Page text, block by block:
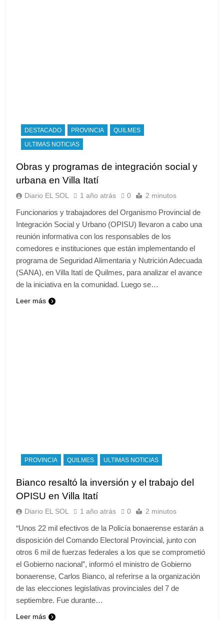
DESTACADO PROVINCIA
QUILMES
ULTIMAS NOTICIAS
Obras y programas de integración social y
urbana en Villa Itatí
Diario EL SOL 1 año atrás 0 2 minutos
Funcionarios y trabajadores del Organismo Provincial de
Integración Social y Urbano (OPISU) llevaron a cabo una
reunión informativa con los responsables de los
comedores e instituciones que están implementando el
programa de Seguridad Alimentaria y Nutrición Adecuada
(SANA), en Villa Itatí de Quilmes, para analizar el avance
de la iniciativa en la comunidad. Luego se…
Leer más
PROVINCIA QUILMES ULTIMAS NOTICIAS
Bianco resaltó la inversión y el trabajo del
OPISU en Villa Itatí
Diario EL SOL 1 año atrás 0 2 minutos
“Unos 22 mil efectivos de la Policía bonaerense estarán a
disposición del Comando Electoral Provincial, junto con
otros 6 mil de fuerzas federales a los que se comprometió
el Gobierno nacional”, informó el ministro de Gobierno
bonaerense, Carlos Bianco, al referirse a la organización
de las elecciones legislativas provinciales del 7 de
septiembre. Fue durante…
Leer más